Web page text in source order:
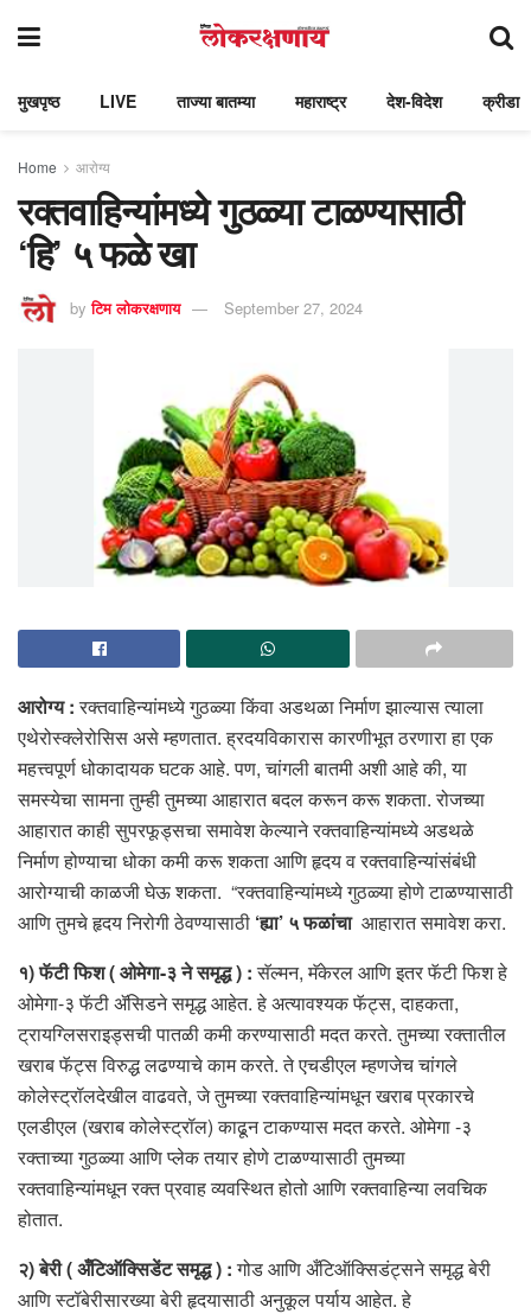
मुखपृष्ठ LIVE ताज्या बातम्या महाराष्ट्र देश-विदेश क्रीडा
Home आरोग्य
रक्तवाहिन्यांमध्ये गुठळ्या टाळण्यासाठी
‘हि’ ५ फळे खा
by टिम लोकरक्षणाय September 27, 2024
आरोग्य :रक्तवाहिन्यांमध्ये गुठळ्या किंवा अडथळा निर्माण झाल्यास त्याला
एथेरोस्क्लेरोसिस असे म्हणतात. ह्रदयविकारास कारणीभूत ठरणारा हा एक
महत्त्वपूर्ण धोकादायक घटक आहे. पण, चांगली बातमी अशी आहे की, या
समस्येचा सामना तुम्ही तुमच्या आहारात बदल करून करू शकता. रोजच्या
आहारात काही सुपरफूड्सचा समावेश केल्याने रक्तवाहिन्यांमध्ये अडथळे
निर्माण होण्याचा धोका कमी करू शकता आणि हृदय व रक्तवाहिन्यांसंबंधी
आरोग्याची काळजी घेऊ शकता. “रक्तवाहिन्यांमध्ये गुठळ्या होणे टाळण्यासाठी
आणि तुमचे हृदय निरोगी ठेवण्यासाठी ‘ह्या’ ५ फळांचा आहारात समावेश करा.
१) फॅटी फिश ( ओमेगा-३ ने समृद्ध ) :सॅल्मन, मॅकेरल आणि इतर फॅटी फिश हे
ओमेगा-३ फॅटी ॲसिडने समृद्ध आहेत. हे अत्यावश्यक फॅट्स, दाहकता,
ट्रायग्लिसराइड्सची पातळी कमी करण्यासाठी मदत करते. तुमच्या रक्तातील
खराब फॅट्स विरुद्ध लढण्याचे काम करते. ते एचडीएल म्हणजेच चांगले
कोलेस्ट्रॉलदेखील वाढवते, जे तुमच्या रक्तवाहिन्यांमधून खराब प्रकारचे
एलडीएल (खराब कोलेस्ट्रॉल) काढून टाकण्यास मदत करते. ओमेगा -३
रक्ताच्या गुठळ्या आणि प्लेक तयार होणे टाळण्यासाठी तुमच्या
रक्तवाहिन्यांमधून रक्त प्रवाह व्यवस्थित होतो आणि रक्तवाहिन्या लवचिक
होतात.
२) बेरी ( अँटिऑक्सिडेंट समृद्ध ) :गोड आणि अँटिऑक्सिडंट्सने समृद्ध बेरी
आणि स्टॉबेरीसारख्या बेरी हृदयासाठी अनुकूल पर्याय आहेत. हे